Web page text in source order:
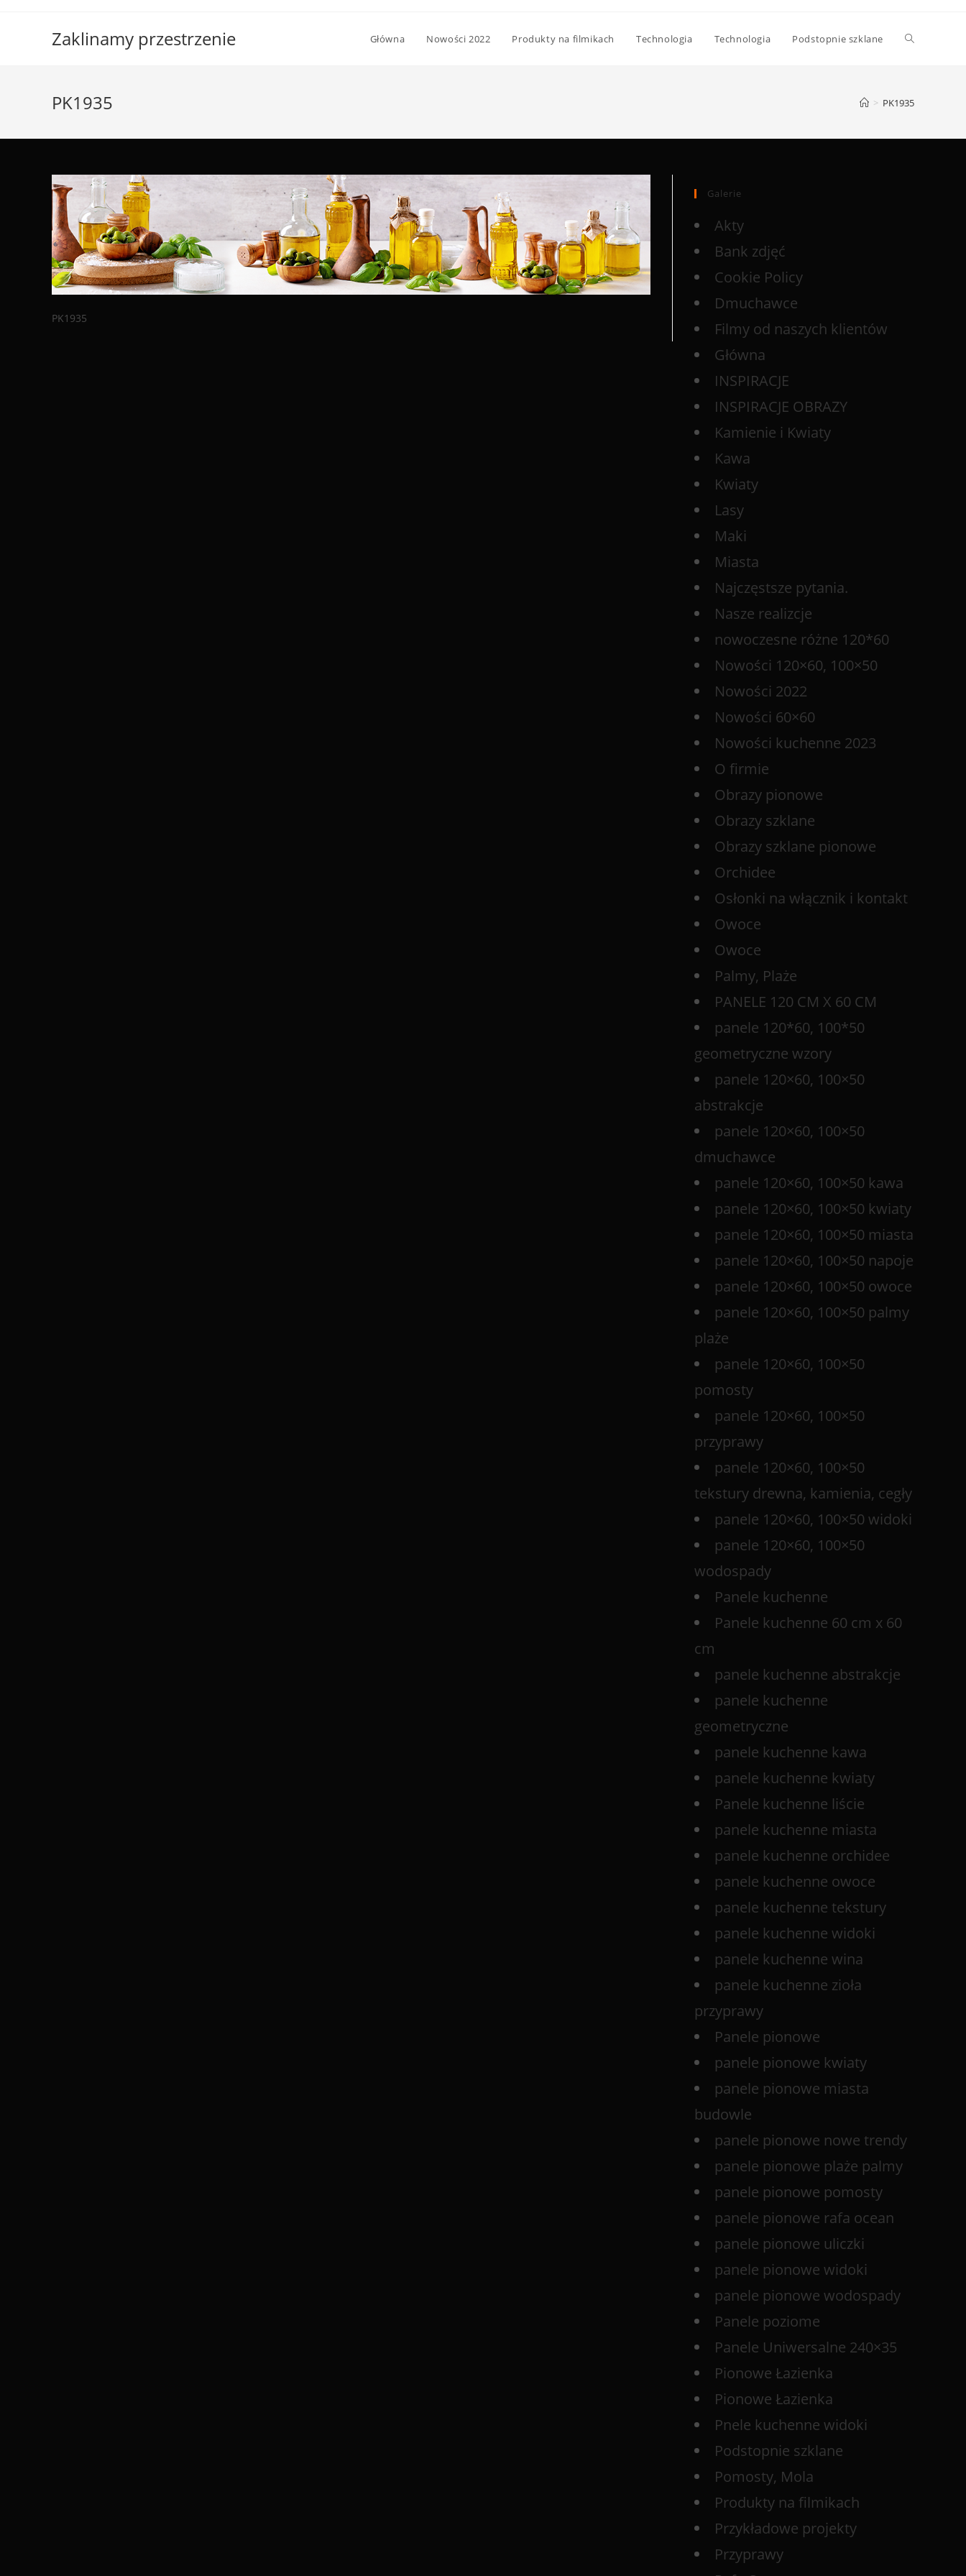
Zaklinamy przestrzenie Główna Nowości 2022 Produkty na filmikach Technologia Technologia Podstopnie szklane
PK1935 > PK1935
PK1935
Galerie
Akty
Bank zdjęć
Cookie Policy
Dmuchawce
Filmy od naszych klientów
Główna
INSPIRACJE
INSPIRACJE OBRAZY
Kamienie i Kwiaty
Kawa
Kwiaty
Lasy
Maki
Miasta
Najczęstsze pytania.
Nasze realizcje
nowoczesne różne 120*60
Nowości 120×60, 100×50
Nowości 2022
Nowości 60×60
Nowości kuchenne 2023
O firmie
Obrazy pionowe
Obrazy szklane
Obrazy szklane pionowe
Orchidee
Osłonki na włącznik i kontakt
Owoce
Owoce
Palmy, Plaże
PANELE 120 CM X 60 CM
panele 120*60, 100*50
geometryczne wzory
panele 120×60, 100×50
abstrakcje
panele 120×60, 100×50
dmuchawce
panele 120×60, 100×50 kawa
panele 120×60, 100×50 kwiaty
panele 120×60, 100×50 miasta
panele 120×60, 100×50 napoje
panele 120×60, 100×50 owoce
panele 120×60, 100×50 palmy
plaże
panele 120×60, 100×50
pomosty
panele 120×60, 100×50
przyprawy
panele 120×60, 100×50
tekstury drewna, kamienia, cegły
panele 120×60, 100×50 widoki
panele 120×60, 100×50
wodospady
Panele kuchenne
Panele kuchenne 60 cm x 60
cm
panele kuchenne abstrakcje
panele kuchenne
geometryczne
panele kuchenne kawa
panele kuchenne kwiaty
Panele kuchenne liście
panele kuchenne miasta
panele kuchenne orchidee
panele kuchenne owoce
panele kuchenne tekstury
panele kuchenne widoki
panele kuchenne wina
panele kuchenne zioła
przyprawy
Panele pionowe
panele pionowe kwiaty
panele pionowe miasta
budowle
panele pionowe nowe trendy
panele pionowe plaże palmy
panele pionowe pomosty
panele pionowe rafa ocean
panele pionowe uliczki
panele pionowe widoki
panele pionowe wodospady
Panele poziome
Panele Uniwersalne 240×35
Pionowe Łazienka
Pionowe Łazienka
Pnele kuchenne widoki
Podstopnie szklane
Pomosty, Mola
Produkty na filmikach
Przykładowe projekty
Przyprawy